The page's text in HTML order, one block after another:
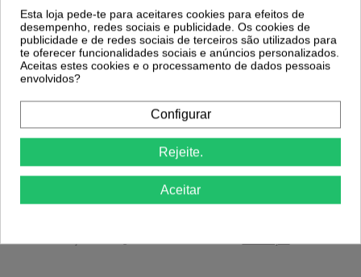
Rampa de Lavagem Gaudi, o seu móvel, a sua personalidade.
Esta loja pede-te para aceitares cookies para efeitos de
desempenho, redes sociais e publicidade. Os cookies de
publicidade e de redes sociais de terceiros são utilizados para
te oferecer funcionalidades sociais e anúncios personalizados.
Aceitas estes cookies e o processamento de dados pessoais
envolvidos?
Configurar
Rejeite.
Aceitar